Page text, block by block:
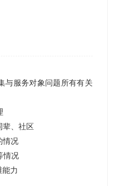
与服务对象问题所有有关
辈、社区
情况
情况
能力